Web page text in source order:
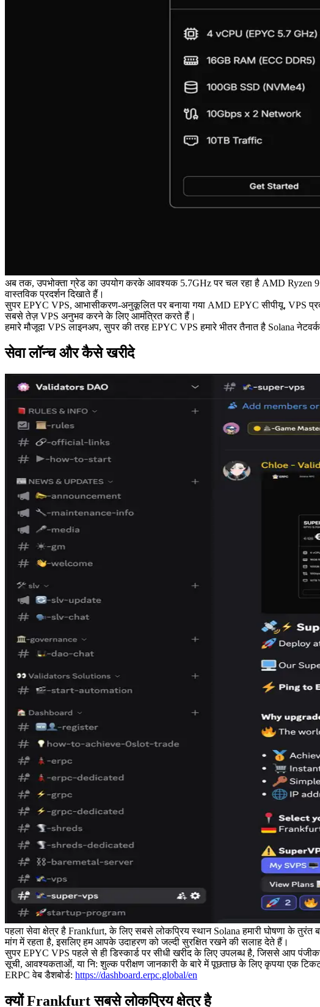
अब तक, उपभोक्ता ग्रेड का उपयोग करके आवश्यक 5.7GHz पर चल रहा है AMD Ryzen
वास्तविक प्रदर्शन दिखाते हैं।
सुपर EPYC VPS, आभासीकरण-अनुकूलित पर बनाया गया AMD EPYC सीपीयू, VPS
सबसे तेज़ VPS अनुभव करने के लिए आमंत्रित करते हैं।
हमारे मौजूदा VPS लाइनअप, सुपर की तरह EPYC VPS हमारे भीतर तैनात है Solana
सेवा लॉन्च और कैसे खरीदे
पहला सेवा क्षेत्र है Frankfurt, के लिए सबसे लोकप्रिय स्थान Solana हमारी घोषणा के
मांग में रहता है, इसलिए हम आपके उदाहरण को जल्दी सुरक्षित रखने की सलाह देते हैं।
सुपर EPYC VPS पहले से ही डिस्कार्ड पर सीधी खरीद के लिए उपलब्ध है, जिससे आप
सूची, आवश्यकताओं, या नि: शुल्क परीक्षण जानकारी के बारे में पूछताछ के लिए कृपया एक
ERPC वेब डैशबोर्ड: https://dashboard.erpc.global/en
क्यों Frankfurt सबसे लोकप्रिय क्षेत्र है